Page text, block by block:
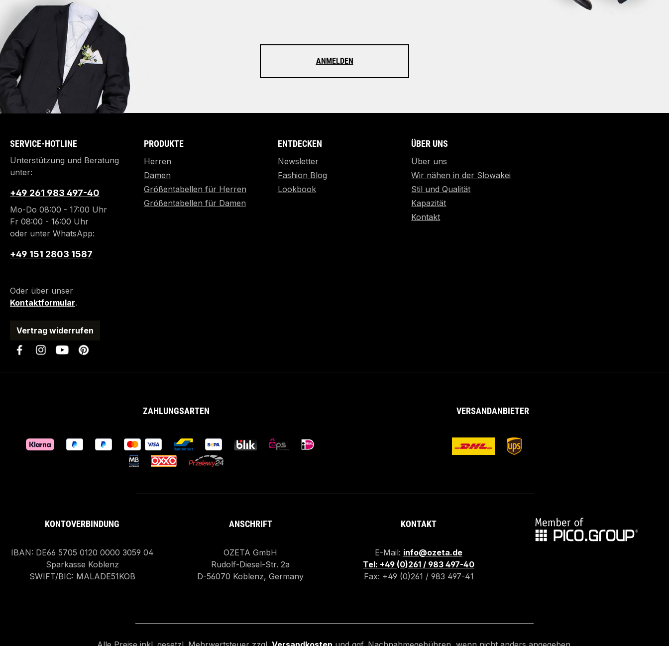
ANMELDEN
SERVICE-HOTLINE
Unterstützung und Beratung
unter:
+49 261 983 497-40
Mo-Do 08:00 - 17:00 Uhr
Fr 08:00 - 16:00 Uhr
oder unter WhatsApp:
+49 151 2803 1587
Oder über unser
Kontaktformular.
Vertrag widerrufen
PRODUKTE
Herren
Damen
Größentabellen für Herren
Größentabellen für Damen
ENTDECKEN
Newsletter
Fashion Blog
Lookbook
ÜBER UNS
Über uns
Wir nähen in der Slowakei
Stil und Qualität
Kapazität
Kontakt
ZAHLUNGSARTEN VERSANDANBIETER
KONTOVERBINDUNG
IBAN: DE66 5705 0120 0000 3059 04
Sparkasse Koblenz
SWIFT/BIC: MALADE51KOB
ANSCHRIFT
OZETA GmbH
Rudolf-Diesel-Str. 2a
D-56070 Koblenz, Germany
KONTAKT
E-Mail: info@ozeta.de
Tel: +49 (0)261 / 983 497-40
Fax: +49 (0)261 / 983 497-41